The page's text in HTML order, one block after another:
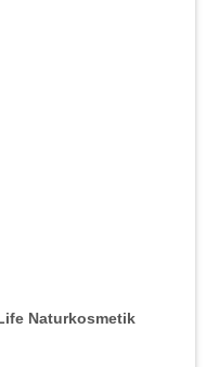
Naturkosmetik